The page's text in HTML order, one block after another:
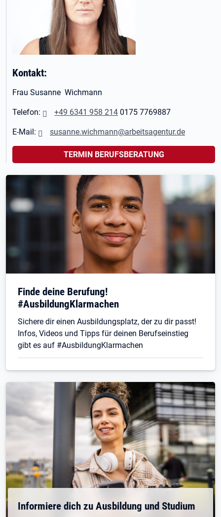
Kontakt:
Frau Susanne Wichmann
Telefon: +49 6341 958 214 0175 7769887
E-Mail: susanne.wichmann@arbeitsagentur.de
TERMIN BERUFSBERATUNG
Finde deine Berufung!
#AusbildungKlarmachen
Sichere dir einen Ausbildungsplatz, der zu dir passt!
Infos, Videos und Tipps für deinen Berufseinstieg
gibt es auf #AusbildungKlarmachen
Informiere dich zu Ausbildung und Studium